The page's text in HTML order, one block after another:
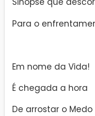
Para o
Em nome da Vida!
É chegada a hora
De arrostar o Medo